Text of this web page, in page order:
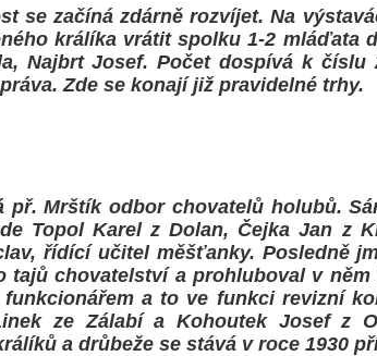
se začíná zdárně rozvíjet. Na
králíka vrátit spolku 1-2 mláďata
Najbrt Josef. Počet dospívá k
Zde se konají již pravidelné trhy.
př. Mrštík odbor chovatelů holubů.
Topol Karel z Dolan, Čejka Jan z
řídící učitel měšťanky. Posledně
tajů chovatelství a prohluboval v
funkcionářem a to ve funkci revizní
ze Zálabí a Kohoutek Josef z
a drůbeže se stává v roce 1930